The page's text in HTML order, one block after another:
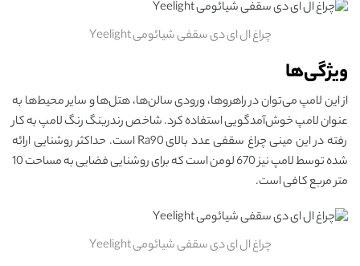
چراغ ال ای دی سقفی شیائومی Yeelight
ویژگی‌ها
از این لامپ می‌توان در راهروها، ورودی سالن‌ها، هتل‌ها و سایر محیط‌ها به
عنوان لامپ خوش‌آمدگویی استفاده کرد. شاخص رندرینگ رنگ لامپ به کار
رفته در این مینی چراغ سقفی عدد بالای Ra90 است. حداکثر روشنایی ارائه
شده توسط لامپ نیز 670 لومن است که برای روشنایی فضایی به مساحت 10
متر مربع کافی است.
چراغ ال ای دی سقفی شیائومی Yeelight